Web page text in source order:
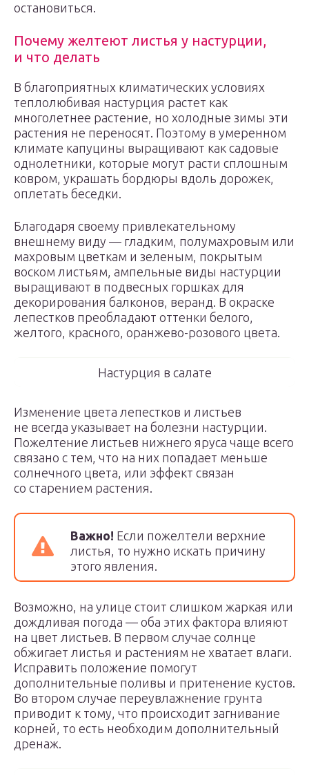
остановиться.
Почему желтеют листья у настурции,
и что делать
В благоприятных климатических условиях
теплолюбивая настурция растет как
многолетнее растение, но холодные зимы эти
растения не переносят. Поэтому в умеренном
климате капуцины выращивают как садовые
однолетники, которые могут расти сплошным
ковром, украшать бордюры вдоль дорожек,
оплетать беседки.
Благодаря своему привлекательному
внешнему виду — гладким, полумахровым или
махровым цветкам и зеленым, покрытым
воском листьям, ампельные виды настурции
выращивают в подвесных горшках для
декорирования балконов, веранд. В окраске
лепестков преобладают оттенки белого,
желтого, красного, оранжево-розового цвета.
Настурция в салате
Изменение цвета лепестков и листьев
не всегда указывает на болезни настурции.
Пожелтение листьев нижнего яруса чаще всего
связано с тем, что на них попадает меньше
солнечного цвета, или эффект связан
со старением растения.
Важно! Если пожелтели верхние
листья, то нужно искать причину
этого явления.
Возможно, на улице стоит слишком жаркая или
дождливая погода — оба этих фактора влияют
на цвет листьев. В первом случае солнце
обжигает листья и растениям не хватает влаги.
Исправить положение помогут
дополнительные поливы и притенение кустов.
Во втором случае переувлажнение грунта
приводит к тому, что происходит загнивание
корней, то есть необходим дополнительный
дренаж.